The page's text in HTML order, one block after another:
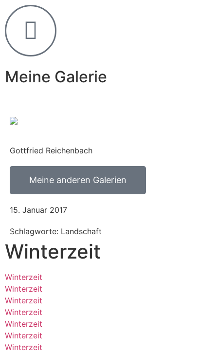
Meine Galerie
Gottfried Reichenbach
Meine anderen Galerien
15. Januar 2017
Schlagworte: Landschaft
Winterzeit
Winterzeit
Winterzeit
Winterzeit
Winterzeit
Winterzeit
Winterzeit
Winterzeit